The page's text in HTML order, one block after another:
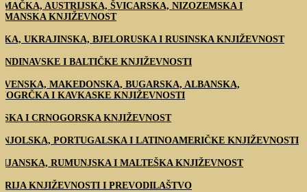
AUSTRIJSKA, ŠVICARSKA, NIZOZEMSKA I
KNJIŽEVNOST
UKRAJINSKA, BJELORUSKA I RUSINSKA KNJIŽEVNOST
I BALTIČKE KNJIŽEVNOSTI
MAKEDONSKA, BUGARSKA, ALBANSKA,
I KAVKASKE KNJIŽEVNOSTI
I CRNOGORSKA KNJIŽEVNOST
PORTUGALSKA I LATINOAMERIČKE KNJIŽEVNOSTI
RUMUNJSKA I MALTEŠKA KNJIŽEVNOST
KNJIŽEVNOSTI I PREVODILAŠTVO